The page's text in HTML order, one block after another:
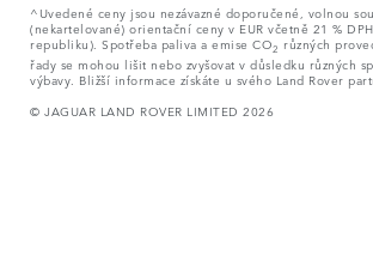
^Uvedené ceny jsou nezávazné doporučené, volnou
(nekartelované) orientační ceny v EUR včetně 21 %
republiku). Spotřeba paliva a emise CO2 různých
řady se mohou lišit nebo zvyšovat v důsledku různých
výbavy. Bližší informace získáte u svého Land Rover
© JAGUAR LAND ROVER LIMITED 2026